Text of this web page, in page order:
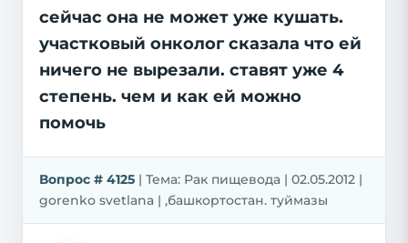
сейчас она не может уже кушать.
участковый онколог сказала что ей
ничего не вырезали. ставят уже 4
степень. чем и как ей можно
помочь
Вопрос # 4125 | Тема: Рак пищевода | 02.05.2012 |
gorenko svetlana | ,башкортостан. туймазы